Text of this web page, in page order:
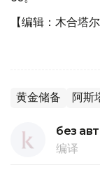
【编辑：木合塔尔
黄金储备 阿斯
без
编译